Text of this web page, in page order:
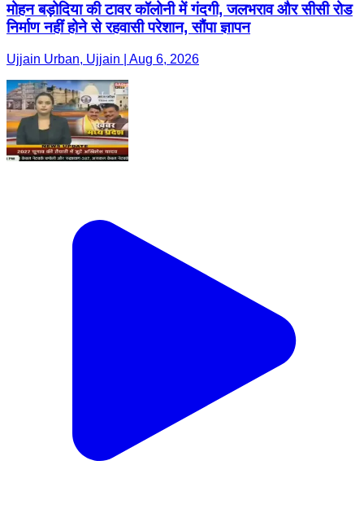
मोहन बड़ोदिया की टावर कॉलोनी में गंदगी, जलभराव और सीसी रोड
निर्माण नहीं होने से रहवासी परेशान, सौंपा ज्ञापन
Ujjain Urban, Ujjain | Aug 6, 2026